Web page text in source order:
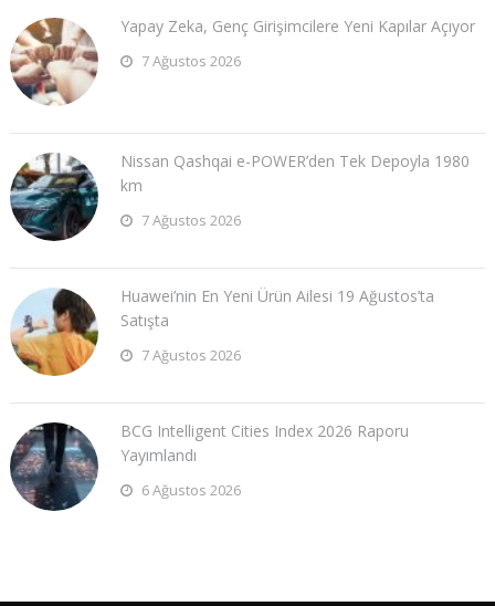
Yapay Zeka, Genç Girişimcilere Yeni Kapılar Açıyor
7 Ağustos 2026
Nissan Qashqai e-POWER’den Tek Depoyla 1980
km
7 Ağustos 2026
Huawei’nin En Yeni Ürün Ailesi 19 Ağustos’ta
Satışta
7 Ağustos 2026
BCG Intelligent Cities Index 2026 Raporu
Yayımlandı
6 Ağustos 2026